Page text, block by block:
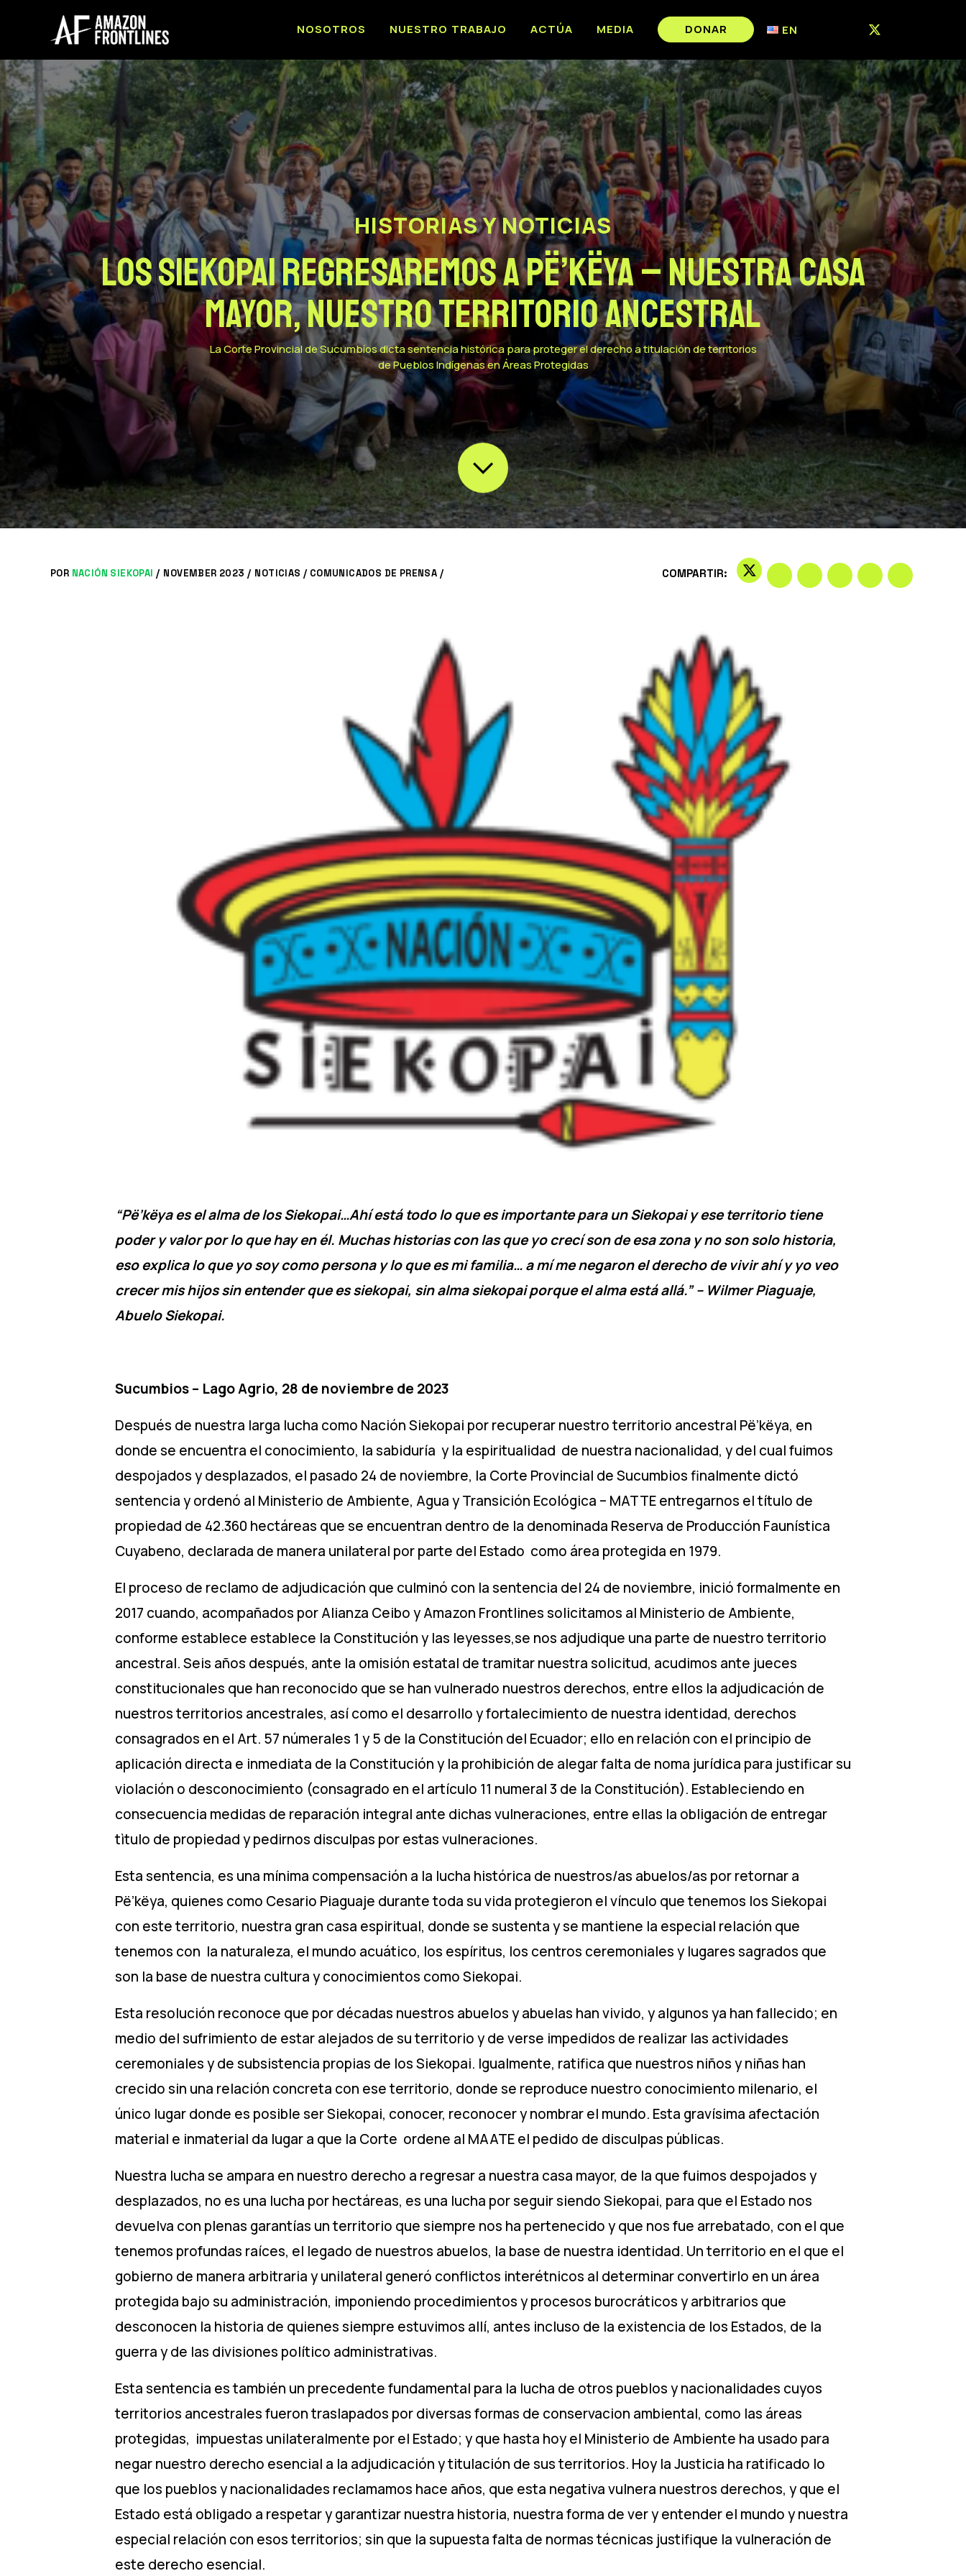
NOSOTROS NUESTRO TRABAJO ACTÚA MEDIA DONAR EN
HISTORIAS Y NOTICIAS
Los Siekopai regresaremos a Pë’këya – nuestra casa
Mayor, nuestro territorio ancestral
La Corte Provincial de Sucumbíos dicta sentencia histórica para proteger el derecho a titulación de territorios
de Pueblos Indígenas en Áreas Protegidas
POR NACIÓN SIEKOPAI / NOVEMBER 2023 / NOTICIAS / COMUNICADOS DE PRENSA / COMPARTIR:
“Pë’këya es el alma de los Siekopai…Ahí está todo lo que es importante para un Siekopai y ese territorio tiene
poder y valor por lo que hay en él. Muchas historias con las que yo crecí son de esa zona y no son solo historia,
eso explica lo que yo soy como persona y lo que es mi familia… a mí me negaron el derecho de vivir ahí y yo veo
crecer mis hijos sin entender que es siekopai, sin alma siekopai porque el alma está allá.” – Wilmer Piaguaje,
Abuelo Siekopai.
Sucumbios – Lago Agrio, 28 de noviembre de 2023
Después de nuestra larga lucha como Nación Siekopai por recuperar nuestro territorio ancestral Pë’këya, en
donde se encuentra el conocimiento, la sabiduría y la espiritualidad de nuestra nacionalidad, y del cual fuimos
despojados y desplazados, el pasado 24 de noviembre, la Corte Provincial de Sucumbios finalmente dictó
sentencia y ordenó al Ministerio de Ambiente, Agua y Transición Ecológica – MATTE entregarnos el título de
propiedad de 42.360 hectáreas que se encuentran dentro de la denominada Reserva de Producción Faunística
Cuyabeno, declarada de manera unilateral por parte del Estado como área protegida en 1979.
El proceso de reclamo de adjudicación que culminó con la sentencia del 24 de noviembre, inició formalmente en
2017 cuando, acompañados por Alianza Ceibo y Amazon Frontlines solicitamos al Ministerio de Ambiente,
conforme establece establece la Constitución y las leyesses,se nos adjudique una parte de nuestro territorio
ancestral. Seis años después, ante la omisión estatal de tramitar nuestra solicitud, acudimos ante jueces
constitucionales que han reconocido que se han vulnerado nuestros derechos, entre ellos la adjudicación de
nuestros territorios ancestrales, así como el desarrollo y fortalecimiento de nuestra identidad, derechos
consagrados en el Art. 57 númerales 1 y 5 de la Constitución del Ecuador; ello en relación con el principio de
aplicación directa e inmediata de la Constitución y la prohibición de alegar falta de noma jurídica para justificar su
violación o desconocimiento (consagrado en el artículo 11 numeral 3 de la Constitución). Estableciendo en
consecuencia medidas de reparación integral ante dichas vulneraciones, entre ellas la obligación de entregar
tìtulo de propiedad y pedirnos disculpas por estas vulneraciones.
Esta sentencia, es una mínima compensación a la lucha histórica de nuestros/as abuelos/as por retornar a
Pë’këya, quienes como Cesario Piaguaje durante toda su vida protegieron el vínculo que tenemos los Siekopai
con este territorio, nuestra gran casa espiritual, donde se sustenta y se mantiene la especial relación que
tenemos con la naturaleza, el mundo acuático, los espíritus, los centros ceremoniales y lugares sagrados que
son la base de nuestra cultura y conocimientos como Siekopai.
Esta resolución reconoce que por décadas nuestros abuelos y abuelas han vivido, y algunos ya han fallecido; en
medio del sufrimiento de estar alejados de su territorio y de verse impedidos de realizar las actividades
ceremoniales y de subsistencia propias de los Siekopai. Igualmente, ratifica que nuestros niños y niñas han
crecido sin una relación concreta con ese territorio, donde se reproduce nuestro conocimiento milenario, el
único lugar donde es posible ser Siekopai, conocer, reconocer y nombrar el mundo. Esta gravísima afectación
material e inmaterial da lugar a que la Corte ordene al MAATE el pedido de disculpas públicas.
Nuestra lucha se ampara en nuestro derecho a regresar a nuestra casa mayor, de la que fuimos despojados y
desplazados, no es una lucha por hectáreas, es una lucha por seguir siendo Siekopai, para que el Estado nos
devuelva con plenas garantías un territorio que siempre nos ha pertenecido y que nos fue arrebatado, con el que
tenemos profundas raíces, el legado de nuestros abuelos, la base de nuestra identidad. Un territorio en el que el
gobierno de manera arbitraria y unilateral generó conflictos interétnicos al determinar convertirlo en un área
protegida bajo su administración, imponiendo procedimientos y procesos burocráticos y arbitrarios que
desconocen la historia de quienes siempre estuvimos allí, antes incluso de la existencia de los Estados, de la
guerra y de las divisiones político administrativas.
Esta sentencia es también un precedente fundamental para la lucha de otros pueblos y nacionalidades cuyos
territorios ancestrales fueron traslapados por diversas formas de conservacion ambiental, como las áreas
protegidas, impuestas unilateralmente por el Estado; y que hasta hoy el Ministerio de Ambiente ha usado para
negar nuestro derecho esencial a la adjudicación y titulación de sus territorios. Hoy la Justicia ha ratificado lo
que los pueblos y nacionalidades reclamamos hace años, que esta negativa vulnera nuestros derechos, y que el
Estado está obligado a respetar y garantizar nuestra historia, nuestra forma de ver y entender el mundo y nuestra
especial relación con esos territorios; sin que la supuesta falta de normas técnicas justifique la vulneración de
este derecho esencial.